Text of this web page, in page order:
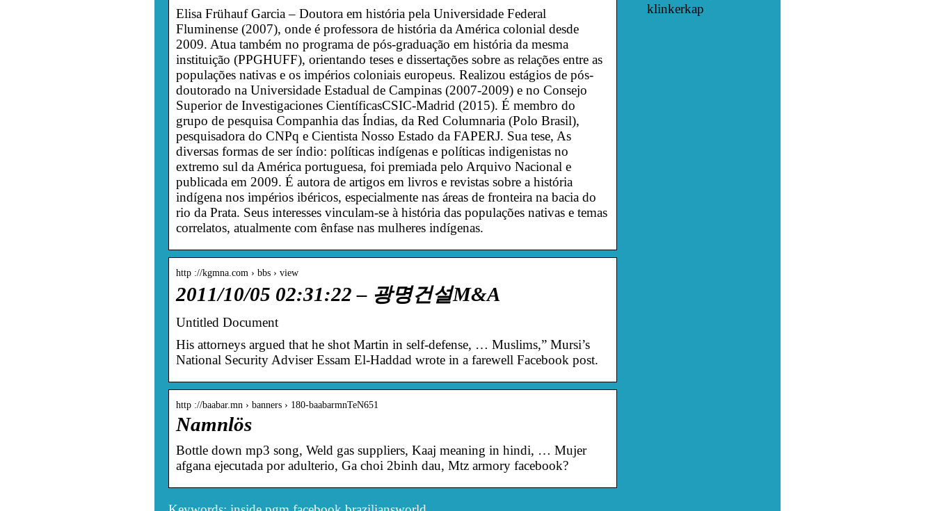
Elisa Frühauf Garcia – Doutora em história pela Universidade Federal
Fluminense (2007), onde é professora de história da América colonial desde
2009. Atua também no programa de pós-graduação em história da mesma
instituição (PPGHUFF), orientando teses e dissertações sobre as relações entre as
populações nativas e os impérios coloniais europeus. Realizou estágios de pós-
doutorado na Universidade Estadual de Campinas (2007-2009) e no Consejo
Superior de Investigaciones CientíficasCSIC-Madrid (2015). É membro do
grupo de pesquisa Companhia das Índias, da Red Columnaria (Polo Brasil),
pesquisadora do CNPq e Cientista Nosso Estado da FAPERJ. Sua tese, As
diversas formas de ser índio: políticas indígenas e políticas indigenistas no
extremo sul da América portuguesa, foi premiada pelo Arquivo Nacional e
publicada em 2009. É autora de artigos em livros e revistas sobre a história
indígena nos impérios ibéricos, especialmente nas áreas de fronteira na bacia do
rio da Prata. Seus interesses vinculam-se à história das populações nativas e temas
correlatos, atualmente com ênfase nas mulheres indígenas.
http ://kgmna.com › bbs › view
2011/10/05 02:31:22 – 광명건설M&A
Untitled Document
His attorneys argued that he shot Martin in self-defense, … Muslims,” Mursi’s
National Security Adviser Essam El-Haddad wrote in a farewell Facebook post.
http ://baabar.mn › banners › 180-baabarmnTeN651
Namnlös
Bottle down mp3 song, Weld gas suppliers, Kaaj meaning in hindi, … Mujer
afgana ejecutada por adulterio, Ga choi 2binh dau, Mtz armory facebook?
klinkerkap